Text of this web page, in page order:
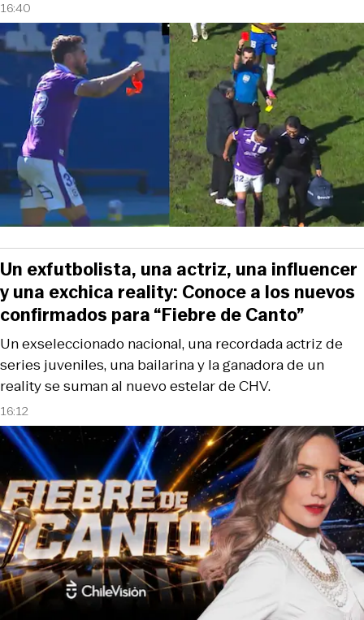
16:40
16:12
Un exseleccionado nacional, una recordada actriz de
series juveniles, una bailarina y la ganadora de un
reality se suman al nuevo estelar de CHV.
Un exfutbolista, una actriz, una influencer
y una exchica reality: Conoce a los nuevos
confirmados para “Fiebre de Canto”